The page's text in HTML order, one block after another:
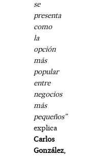
se
presenta
como
la
opción
más
popular
entre
negocios
más
pequeños”
explica
Carlos
González,